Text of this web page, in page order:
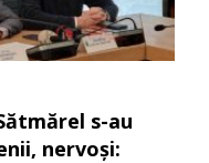
s-au
nervoși: